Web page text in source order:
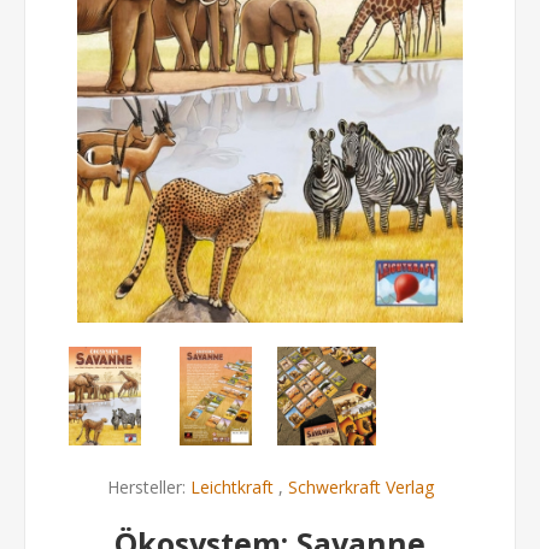
Hersteller: Leichtkraft , Schwerkraft Verlag